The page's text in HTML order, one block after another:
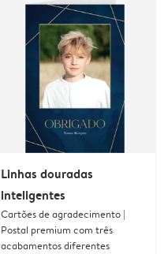
Linhas douradas
inteligentes
Cartões de agradecimento |
Postal premium com três
acabamentos diferentes